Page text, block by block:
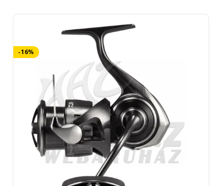
-16%